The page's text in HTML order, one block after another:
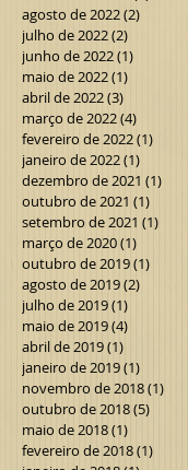
novembro de 2022
outubro de 2022
agosto de 2022(2)
julho de 2022(2)
junho de 2022(1)
maio de 2022(1)1 post
abril de 2022(3)3 posts
março de 2022 (4)4 posts
fevereiro de 2022(1)1 post
janeiro de 2022(1)1 post
dezembro de 2021 (1)
outubro de 2021(1)
setembro de 2021 (1)
março de 2020 (1)1 post
outubro de 2019
agosto de 2019(2)
julho de 2019 (1)
maio de 2019 (4)4 posts
abril de 2019(1)1 post
janeiro de 2019(1)1 post
novembro de 2018
outubro de 2018 (5)5 posts